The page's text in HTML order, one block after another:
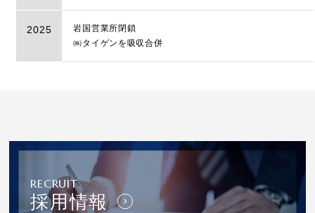
2025
岩国営業所閉鎖
㈱タイゲンを吸収合併
RECRUIT
採用情報